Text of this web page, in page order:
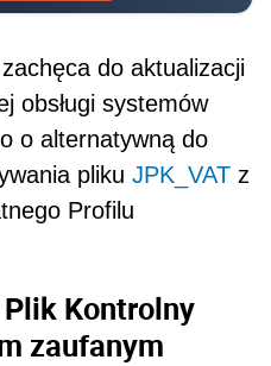
achęca do aktualizacji
obsługi systemów
o alternatywną do
pliku JPK_VAT z
Profilu
Kontrolny
zaufanym